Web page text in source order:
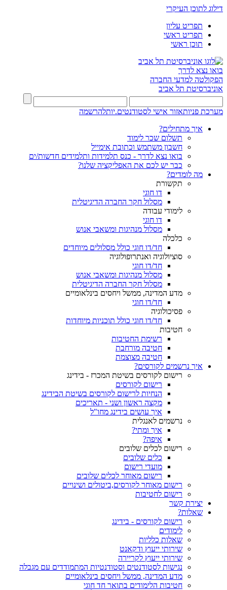
דילוג לתוכן העיקרי
תפריט עליון
תפריט ראשי
תוכן ראשי
בואו נצא לדרך
הפקולטה למדעי החברה
אוניברסיטת תל אביב
מערכת פניותאזור אישי לסטודנטים.יותלהרשמה
איך מתחילים?
תשלום שכר לימוד
חשבון משתמש וכתובת אימייל
בואו נצא לדרך - כנס תלמידות ותלמידים חדשות/ים
כבר יש לכם את האפליקציה שלנו?
מה לומדים?
תקשורת
דו חוגי
מסלול חקר החברה הדיגיטלית
לימודי עבודה
דו חוגי
מסלול מנהיגות ומשאבי אנוש
כלכלה
חד/דו חוגי כולל מסלולים מיוחדים
סוציולוגיה ואנתרופולוגיה
חד/דו חוגי
מסלול מנהיגות ומשאבי אנוש
מסלול חקר החברה הדיגיטלית
מדע המדינה, ממשל ויחסים בינלאומיים
חד/דו חוגי
פסיכולוגיה
חד/דו חוגי כולל תוכניות מיוחדות
חטיבות
רשימת החטיבות
חטיבה מורחבת
חטיבה מצוצמת
איך נרשמים לקורסים?
רישום לקורסים בשיטת המכרז - בידינג
רישום לקורסים
הנחיות לרישום לקורסים בשיטת הבידינג
מקצה ראשון ושני - תאריכים
איך עושים בידינג מחו"ל
נרשמים לאנגלית
איך ומתי?
איפה?
רישום לכלים שלובים
כלים שלובים
מועדי רישום
רישום מאוחר לכלים שלובים
רישום מאוחר לקורסים,ביטולים ושינויים
רישום לחטיבות
יצירת קשר
שאלות?
רישום לקורסים - בידינג
לימודים
שאלות כלליות
שירותי ייעוץ ודקאנט
שירותי ייעוץ לקריירה
נגישות לסטודנטים וסטודנטיות המתמודדים עם מגבלה
מדע המדינה, ממשל ויחסים בינלאומיים
חטיבות הלימודים בתואר חד חוגי